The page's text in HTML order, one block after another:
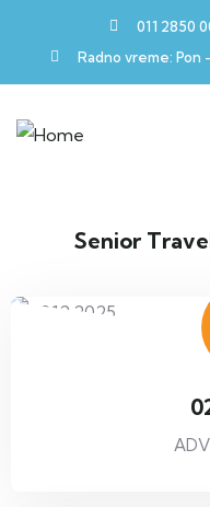
011 2850
Radno vreme: Pon
Senior